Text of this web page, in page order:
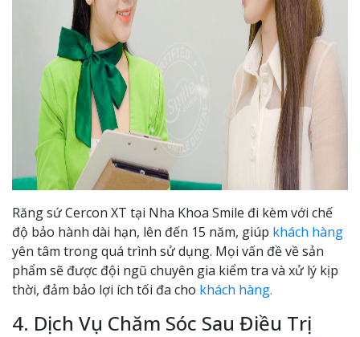
Răng sứ Cercon XT tại Nha Khoa Smile đi kèm với chế
độ bảo hành dài hạn, lên đến 15 năm, giúp khách hàng
yên tâm trong quá trình sử dụng. Mọi vấn đề về sản
phẩm sẽ được đội ngũ chuyên gia kiểm tra và xử lý kịp
thời, đảm bảo lợi ích tối đa cho khách hàng.
4. Dịch Vụ Chăm Sóc Sau Điều Trị